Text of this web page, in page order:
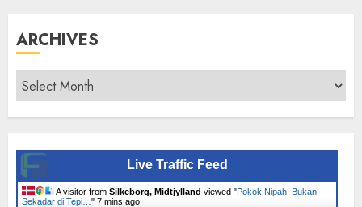
ARCHIVES
Archives
Live Traffic Feed
A visitor from Silkeborg, Midtjylland viewed "Pokok Nipah: Bukan
Sekadar di Tepi… " 7 mins ago